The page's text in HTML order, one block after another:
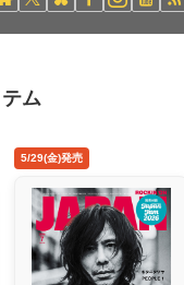
ム
5/29(金)発売